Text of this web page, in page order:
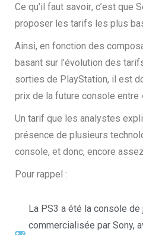
Ce qu’il faut savoir, c’est que
proposer les tarifs les plus
Ainsi, en fonction des
basant sur l’évolution des
sorties de PlayStation, il est
prix de la future console entre
Un tarif que les analystes
présence de plusieurs
console, et donc, encore
Pour rappel :
La PS3 a été la console
commercialisée par Sony,